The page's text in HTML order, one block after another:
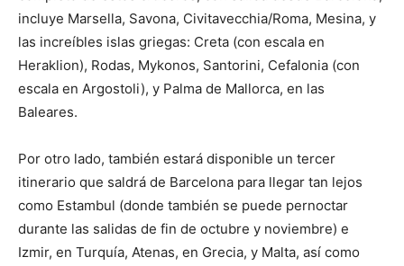
incluye Marsella, Savona, Civitavecchia/Roma, Mesina, y
las increíbles islas griegas: Creta (con escala en
Heraklion), Rodas, Mykonos, Santorini, Cefalonia (con
escala en Argostoli), y Palma de Mallorca, en las
Baleares.
Por otro lado, también estará disponible un tercer
itinerario que saldrá de Barcelona para llegar tan lejos
como Estambul (donde también se puede pernoctar
durante las salidas de fin de octubre y noviembre) e
Izmir, en Turquía, Atenas, en Grecia, y Malta, así como